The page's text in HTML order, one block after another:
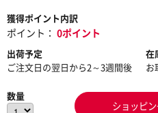
獲得ポイント内訳
ポイント： 0ポイント
出荷予定
ご注文日の翌日から2～3週間後
在
お
数量
ショッピ